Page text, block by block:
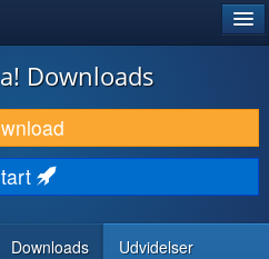
Downloads
Downloads Udvidelser